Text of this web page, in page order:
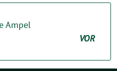
Ampel
VOR